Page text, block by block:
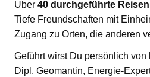
Über 40 durchgeführte Reisen
Tiefe Freundschaften mit
Zugang zu Orten, die anderen
Geführt wirst Du persönlich von
Dipl. Geomantin, Energie-